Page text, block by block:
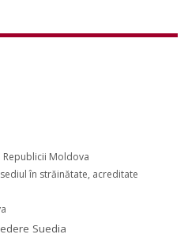
Moldova
în străinătate, acreditate
Suedia